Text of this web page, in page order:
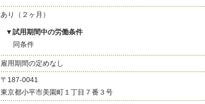
あり（２ヶ月）
試用期間中の労働条件
同条件
雇用期間の定めなし
〒187-0041
東京都小平市美園町１丁目７番３号